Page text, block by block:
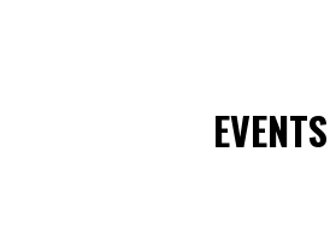
EVENTS